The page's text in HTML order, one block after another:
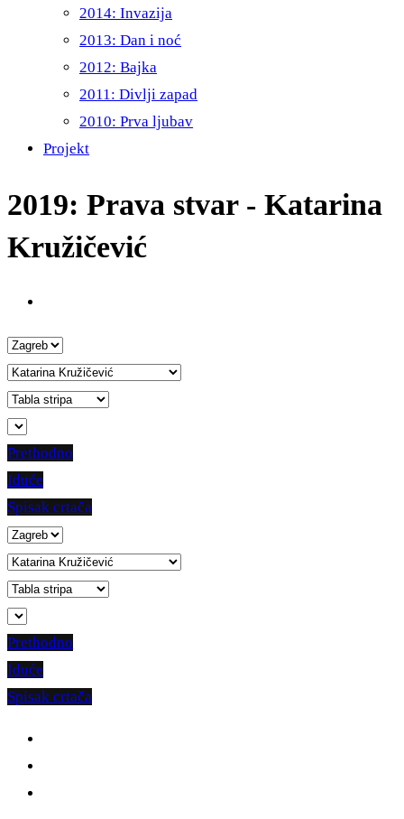
2014: Invazija
2013: Dan i noć
2012: Bajka
2011: Divlji zapad
2010: Prva ljubav
Projekt
2019: Prava stvar - Katarina
Kružičević
Prethodno
Iduće
Spisak crtača
Prethodno
Iduće
Spisak crtača